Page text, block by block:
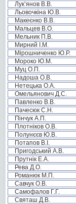
Лук’янов В.В.
Льовочкіна Ю.В.
Макеєнко В.В.
Мальцев В.О.
Мельник П.В.
Мирний І.М.
Мірошниченко Ю.Р.
Мороко Ю.М.
Муц О.П.
Надоша О.В.
Нетецька О.А.
Омельянович Д.С.
Павленко В.В.
Пачесюк С.Н.
Пінчук А.П.
Плотніков О.В.
Полунєєв Ю.В.
Потапов В.І.
Пригодський А.В.
Прутнік Е.А.
Рева Д.О.
Романюк М.П.
Савчук О.В.
Самофалов Г.Г.
Святаш Д.В.